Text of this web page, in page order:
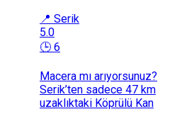
📍 Serik
5.0
🕒 6
Macera mı arıyorsunuz?
Serik’ten sadece 47 km
uzaklıktaki Köprülü Kan